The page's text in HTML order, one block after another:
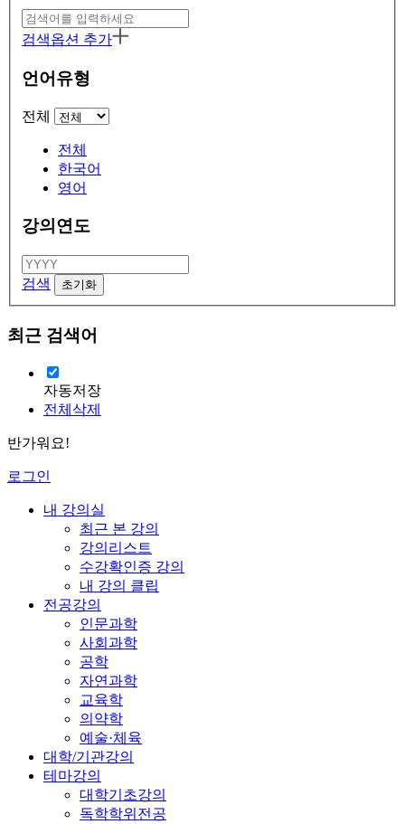
검색옵션 추가
언어유형
전체
전체
한국어
영어
강의연도
검색
최근 검색어
자동저장
전체삭제
반가워요!
로그인
내 강의실
최근 본 강의
강의리스트
수강확인증 강의
내 강의 클립
전공강의
인문과학
사회과학
공학
자연과학
교육학
의약학
예술·체육
대학/기관강의
테마강의
대학기초강의
독학학위전공